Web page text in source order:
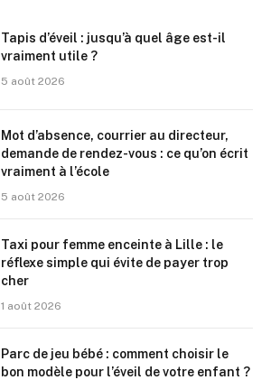
Tapis d’éveil : jusqu’à quel âge est-il
vraiment utile ?
5 août 2026
Mot d’absence, courrier au directeur,
demande de rendez-vous : ce qu’on écrit
vraiment à l’école
5 août 2026
Taxi pour femme enceinte à Lille : le
réflexe simple qui évite de payer trop
cher
1 août 2026
Parc de jeu bébé : comment choisir le
bon modèle pour l’éveil de votre enfant ?